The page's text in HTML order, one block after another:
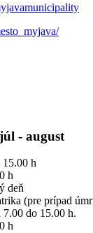
- august
h
h
deň
(pre prípad
do 15.00 h.
h